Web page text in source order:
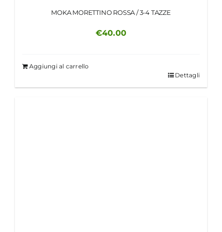
MOKA MORETTINO ROSSA / 3-4 TAZZE
€40.00
Aggiungi al carrello
Dettagli